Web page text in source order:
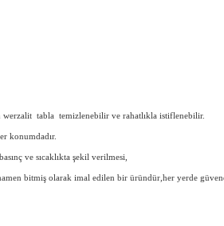
werzalit tabla temizlenebilir ve rahatlıkla istiflenebilir.
konumdadır.
ve sıcaklıkta şekil verilmesi,
bitmiş olarak imal edilen bir üründür,her yerde